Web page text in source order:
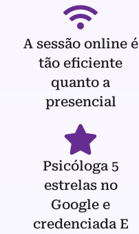
A sessão online é
tão eficiente
quanto a
presencial
Psicóloga 5
estrelas no
Google e
credenciada E